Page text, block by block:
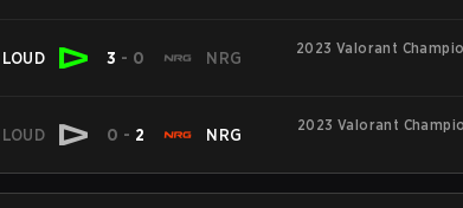
LOUD 3 - 0 NRG
2023 Valorant
LOUD 0 - 2 NRG
2023 Valorant